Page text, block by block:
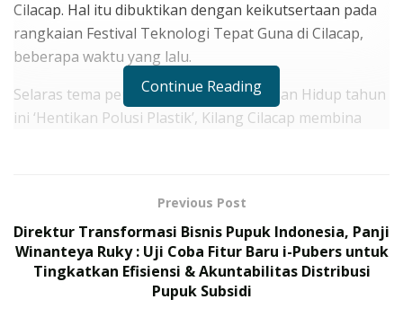
Cilacap. Hal itu dibuktikan dengan keikutsertaan pada
rangkaian Festival Teknologi Tepat Guna di Cilacap,
beberapa waktu yang lalu.
Selaras tema peringatan Hari Lingkungan Hidup tahun
ini ‘Hentikan Polusi Plastik’, Kilang Cilacap membina
Abhipraya. Program ini lahir dari pemetaan sosial yang
mengidentifikasi minimnya fasilitas pembuangan
sampah serta urgensi solusi berkelanjutan di kawasan
pesisir yang dikelilingi Sungai Bengawan Donan.
Continue Reading
Previous Post
Direktur Transformasi Bisnis Pupuk Indonesia, Panji
Winanteya Ruky : Uji Coba Fitur Baru i-Pubers untuk
Tingkatkan Efisiensi & Akuntabilitas Distribusi
Pupuk Subsidi